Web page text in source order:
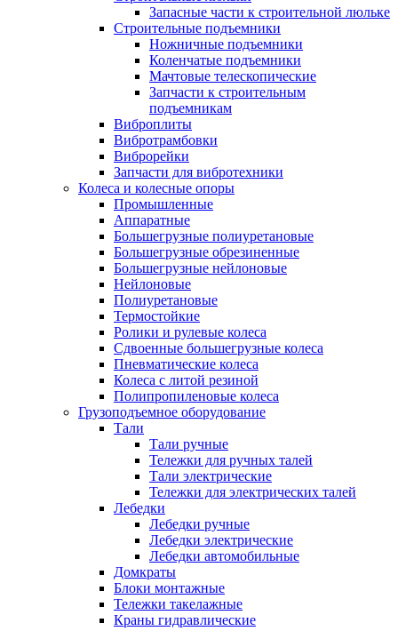
Запасные части к строительной люльке
Строительные подъемники
Ножничные подъемники
Коленчатые подъемники
Мачтовые телескопические
Запчасти к строительным
подъемникам
Виброплиты
Вибротрамбовки
Виброрейки
Запчасти для вибротехники
Колеса и колесные опоры
Промышленные
Аппаратные
Большегрузные полиуретановые
Большегрузные обрезиненные
Большегрузные нейлоновые
Нейлоновые
Полиуретановые
Термостойкие
Ролики и рулевые колеса
Сдвоенные большегрузные колеса
Пневматические колеса
Колеса с литой резиной
Полипропиленовые колеса
Грузоподъемное оборудование
Тали
Тали ручные
Тележки для ручных талей
Тали электрические
Тележки для электрических талей
Лебедки
Лебедки ручные
Лебедки электрические
Лебедки автомобильные
Домкраты
Блоки монтажные
Тележки такелажные
Краны гидравлические